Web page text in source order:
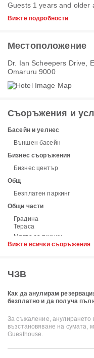
Guests 1 years and older
Вижте подробности
Местоположение
Dr. Ian Scheepers Drive,
Omaruru 9000
Съоръжения и
Басейн и уелнес
Външен басейн
Бизнес съоръжения
Бизнес център
Общ
Безплатен паркинг
Общи части
Градина
Тераса
Вижте всички съоръжения
ЧЗВ
Как да анулирам
безплатно и да получа
За съжаление, анулирането
възстановяване на сумата,
Guesthouse.